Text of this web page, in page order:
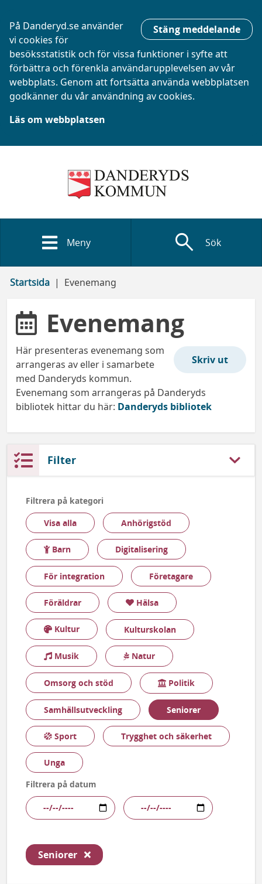
Stäng meddelande
På Danderyd.se använder
vi cookies för
besöksstatistik och för vissa funktioner i syfte att
förbättra och förenkla användarupplevelsen av vår
webbplats. Genom att fortsätta använda webbplatsen
godkänner du vår användning av cookies.
Läs om webbplatsen
Meny search Sök
Startsida Evenemang
Evenemang
Här presenteras evenemang som
arrangeras av eller i samarbete
med Danderyds kommun.
Evenemang som arrangeras på Danderyds
bibliotek hittar du här: Danderyds bibliotek
Filter
Filtrera på kategori
Visa alla
Anhörigstöd
Barn Digitalisering
För integration Företagare
Föräldrar Hälsa
Kultur Kulturskolan
Musik Natur
Omsorg och stöd Politik
Samhällsutveckling Seniorer
Sport Trygghet och säkerhet
Unga
Filtrera på datum
Seniorer Ta bort filter